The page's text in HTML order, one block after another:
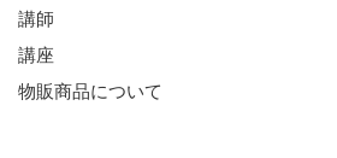
講師
講座
物販商品について